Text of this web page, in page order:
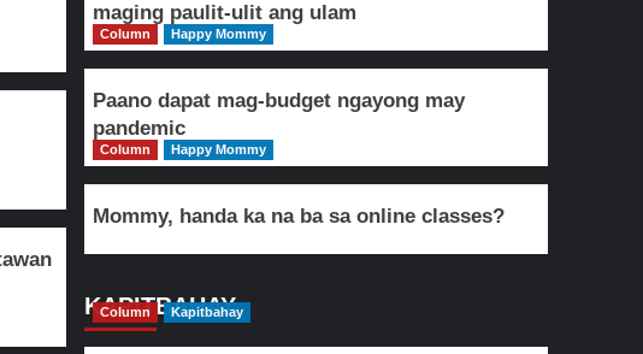
maging paulit-ulit ang ulam
Column Happy Mommy
Paano dapat mag-budget ngayong may
pandemic
Column Happy Mommy
Mommy, handa ka na ba sa online classes?
KAPITBAHAY
Column Kapitbahay